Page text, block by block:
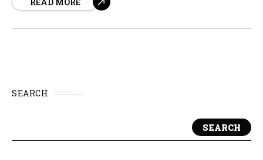
un documento que busca poner a la persona en el
SEARCH
SEARCH